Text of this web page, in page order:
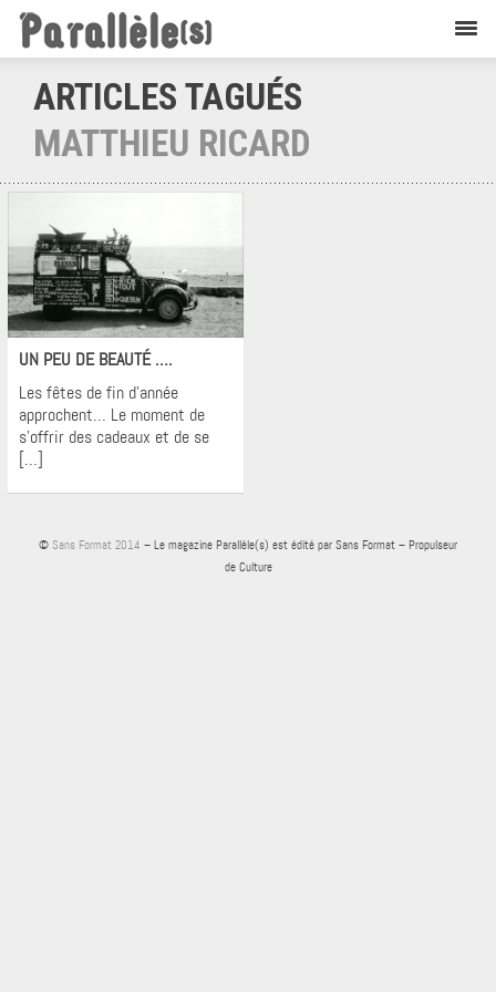
ARTICLES TAGUÉS
MATTHIEU RICARD
Krons
UN PEU DE BEAUTÉ ….
Les fêtes de fin d’année
approchent… Le moment de
s’offrir des cadeaux et de se
[…]
© Sans Format 2014 – Le magazine Parallèle(s) est édité par Sans Format – Propulseur
de Culture